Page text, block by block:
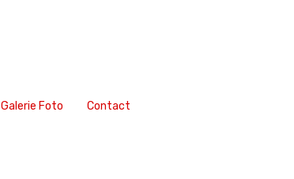
Galerie Foto Contact